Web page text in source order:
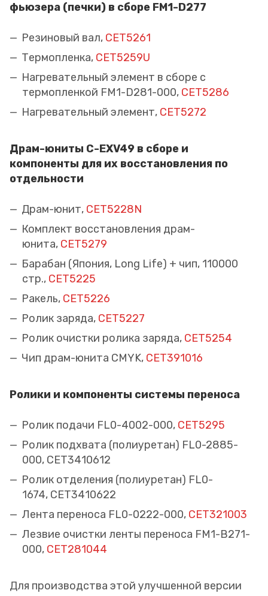
фьюзера (печки) в сборе FM1-D277
Резиновый вал, CET5261
Термопленка, CET5259U
Нагревательный элемент в сборе с
термопленкой FM1-D281-000, CET5286
Нагревательный элемент, CET5272
Драм-юниты C-EXV49 в сборе и
компоненты для их восстановления по
отдельности
Драм-юнит, CET5228N
Комплект восстановления драм-
юнита, CET5279
Барабан (Япония, Long Life) + чип, 110000
стр., CET5225
Ракель, CET5226
Ролик заряда, CET5227
Ролик очистки ролика заряда, CET5254
Чип драм-юнита CMYK, CET391016
Ролики и компоненты системы переноса
Ролик подачи FL0-4002-000, CET5295
Ролик подхвата (полиуретан) FL0-2885-
000, CET3410612
Ролик отделения (полиуретан) FL0-
1674, CET3410622
Лента переноса FL0-0222-000, CET321003
Лезвие очистки ленты переноса FM1-B271-
000, CET281044
Для производства этой улучшенной версии